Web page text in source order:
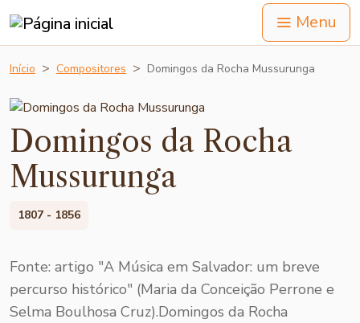
Menu
Início Compositores Domingos da Rocha Mussurunga
Domingos da Rocha
Mussurunga
1807 - 1856
Fonte: artigo "A Música em Salvador: um breve
percurso histórico" (Maria da Conceição Perrone e
Selma Boulhosa Cruz).Domingos da Rocha